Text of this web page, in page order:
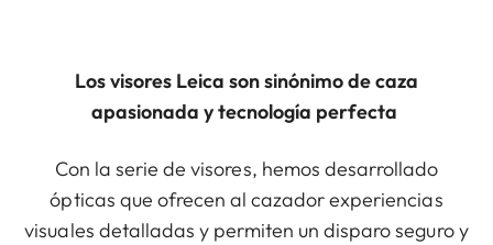
Los visores Leica son sinónimo de caza
apasionada y tecnología perfecta
Con la serie de visores, hemos desarrollado
ópticas que ofrecen al cazador experiencias
visuales detalladas y permiten un disparo seguro y